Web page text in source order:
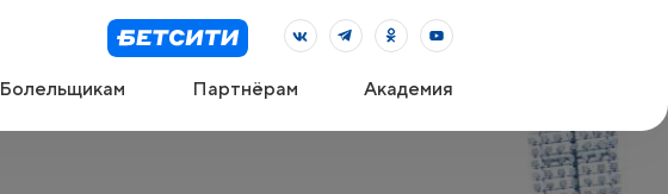
Болельщикам Партнёрам Академия